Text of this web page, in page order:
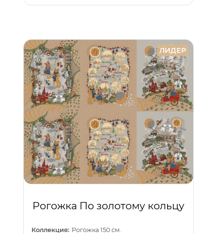
ЛИДЕР
Рогожка По золотому кольцу
Коллекция: Рогожка 150 см.